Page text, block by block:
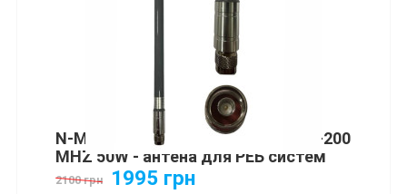
N-MALE ANTENNA 3DBI 40CM 137 -200
MHZ 50W - антена для РЕБ систем
2100 грн 1995 грн